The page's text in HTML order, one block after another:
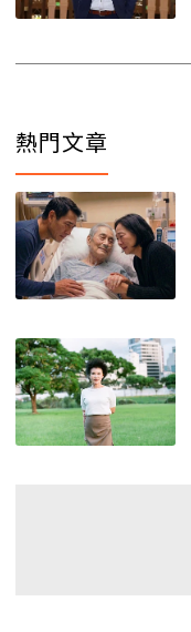
熱門文章